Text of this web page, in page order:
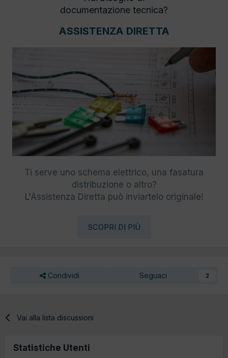
documentazione tecnica?
ASSISTENZA DIRETTA
Ti serve uno schema elettrico, una fasatura
distribuzione o altro?
L'Assistenza Diretta può inviartelo originale!
SCOPRI DI PIÙ
Condividi Seguaci 2
Vai alla lista discussioni
Statistiche Utenti